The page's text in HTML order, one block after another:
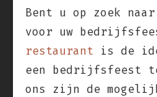
Bent u op zoek
voor uw
restaurant is de
een bedrijfsfeest
ons zijn de